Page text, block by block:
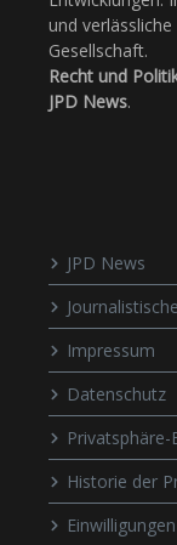
und
Gesellschaft.
Recht und
JPD News.
JPD News
Impressum
Datenschutz
Historie der